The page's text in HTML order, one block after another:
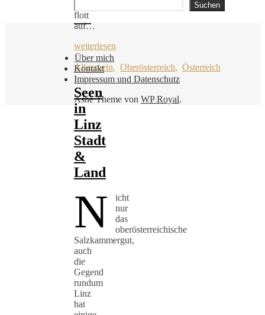
flott
auf…
weiterlesen
Allgemein, Oberösterreich, Österreich
Seen
in
Linz
Stadt
&
Land
N
icht
nur
das
oberösterreichische
Salzkammergut,
auch
die
Gegend
rundum
Linz
hat
Suchen
Über mich
Kontakt
Impressum und Datenschutz
Ashe Theme von WP Royal.